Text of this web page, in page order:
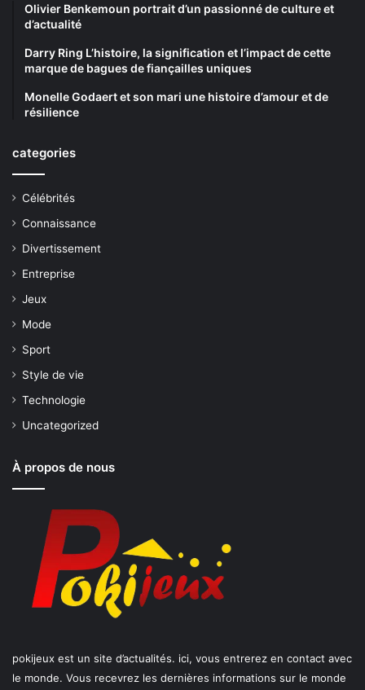
Olivier Benkemoun portrait d’un passionné de culture et
d’actualité
Darry Ring L’histoire, la signification et l’impact de cette
marque de bagues de fiançailles uniques
Monelle Godaert et son mari une histoire d’amour et de
résilience
categories
Célébrités
Connaissance
Divertissement
Entreprise
Jeux
Mode
Sport
Style de vie
Technologie
Uncategorized
À propos de nous
pokijeux est un site d’actualités. ici, vous entrerez en contact avec
le monde. Vous recevrez les dernières informations sur le monde